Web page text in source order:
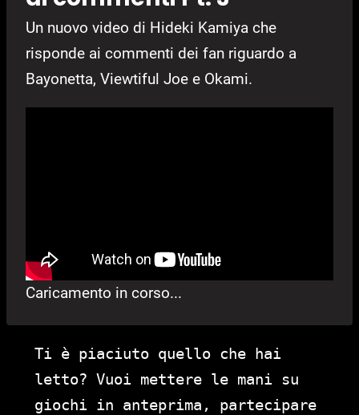
Un nuovo video di Hideki Kamiya che
risponde ai commenti dei fan riguardo a
Bayonetta, Viewtiful Joe e Okami.
Caricamento in corso...
Ti è piaciuto quello che hai
letto? Vuoi mettere le mani su
giochi in anteprima, partecipare